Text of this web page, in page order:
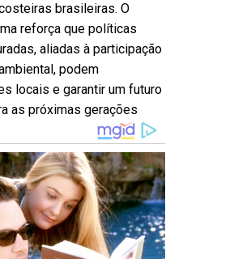
brasileiras. O
reforça que políticas
aliadas à participação
podem
locais e garantir um futuro
as próximas gerações